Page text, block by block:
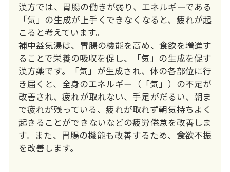
漢方では、胃腸の働きが弱り、エネルギーである
「気」の生成が上手くできなくなると、疲れが起
こると考えています。
補中益気湯は、胃腸の機能を高め、食欲を増進す
ることで栄養の吸収を促し、「気」の生成を促す
漢方薬です。「気」が生成され、体の各部位に行
き届くと、全身のエネルギー（「気」）の不足が
改善され、疲れが取れない、手足がだるい、朝ま
で疲れが残っている、疲れが取れず朝気持ちよく
起きることができないなどの疲労倦怠を改善しま
す。また、胃腸の機能も改善するため、食欲不振
を改善します。